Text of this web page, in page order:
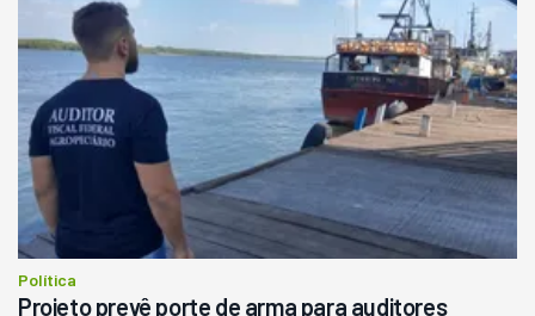
Política
Projeto prevê porte de arma para auditores